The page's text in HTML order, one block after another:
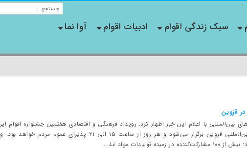
سبک زندگی اقوام ادبیات اقوام آوا نما
قزوین
مهرماه۱۴۰۳ در محل دائمی نمایشگاه‌های بین‌المللی قزوین برگزار می‌شود و هر روز از ساعت
مواد غذ...